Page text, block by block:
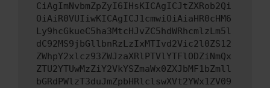
CiAgImNvbmZpZyI6IHsKICAgICJtZXRob2Qi
OiAiR0VUIiwKICAgICJ1cmwiOiAiaHR0cHM6
Ly9hcGkueC5ha3MtcHJvZC5hdWRhcmlzLm5l
dC92MS9jbGllbnRzLzIxMTIvd2Vic2l0ZS12
ZWhpY2xlcz93ZWJzaXRlPTVlYTFlODZiNmQx
ZTU2YTUwMzZiY2VkYSZmaWx0ZXJbMF1bZmll
bGRdPWlzT3duJmZpbHRlclswXVt2YWx1ZV09